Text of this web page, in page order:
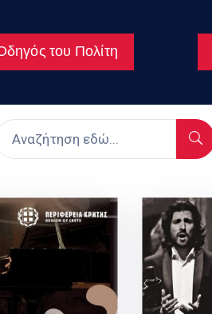
του Πολίτη